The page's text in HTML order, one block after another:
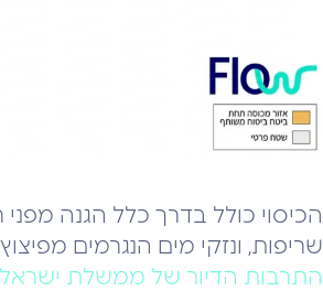
הכיסוי כולל בדרך כלל הגנה
שריפות, ונזקי מים הנגרמים
התרבות הדיור של ממשלת ישראל